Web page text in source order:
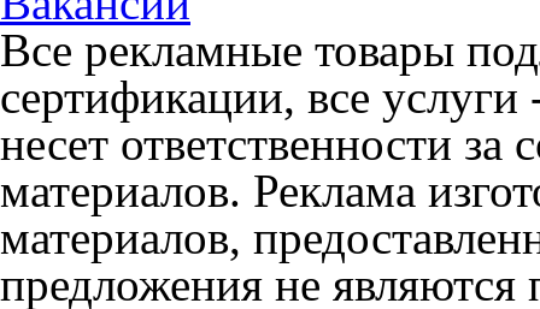
Все рекламные товары
сертификации, все
несет ответственности
материалов. Реклама
материалов,
предложения не